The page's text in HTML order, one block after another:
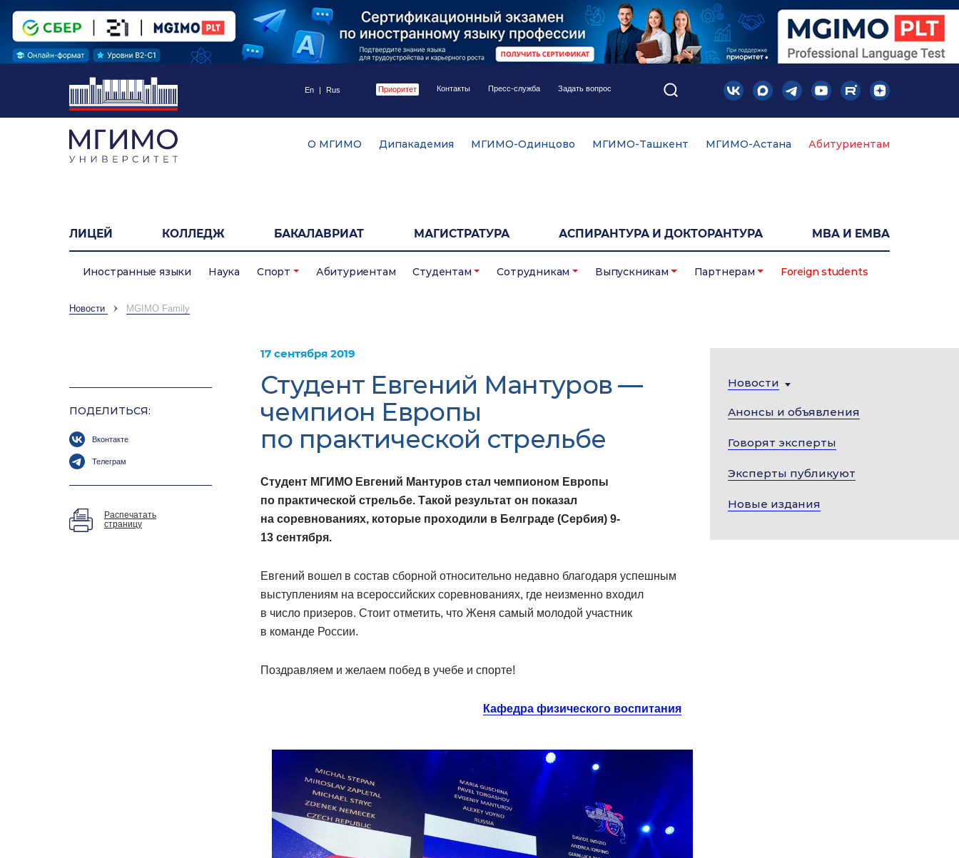
En Rus Приоритет Контакты Пресс-служба Задать вопрос
О МГИМО Дипакадемия МГИМО-Одинцово МГИМО-Ташкент МГИМО-Астана Абитуриентам
ЛИЦЕЙ КОЛЛЕДЖ БАКАЛАВРИАТ МАГИСТРАТУРА АСПИРАНТУРА И ДОКТОРАНТУРА MBA И EMBA
Иностранные языки Наука Спорт Абитуриентам Студентам Сотрудникам Выпускникам Партнерам Foreign students
Новости MGIMO Family
ПОДЕЛИТЬСЯ:
Вконтакте
Телеграм
Распечатать
страницу
17 сентября 2019
Студент Евгений Мантуров —
чемпион Европы
по практической стрельбе
Студент МГИМО Евгений Мантуров стал чемпионом Европы
по практической стрельбе. Такой результат он показал
на соревнованиях, которые проходили в Белграде (Сербия) 9-
13 сентября.
Евгений вошел в состав сборной относительно недавно благодаря успешным
выступлениям на всероссийских соревнованиях, где неизменно входил
в число призеров. Стоит отметить, что Женя самый молодой участник
в команде России.
Поздравляем и желаем побед в учебе и спорте!
Кафедра физического воспитания
Новости
Анонсы и объявления
Говорят эксперты
Эксперты публикуют
Новые издания